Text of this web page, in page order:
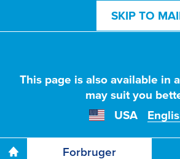
SKIP TO
This page is also available in
may suit you
USA
Forbruger